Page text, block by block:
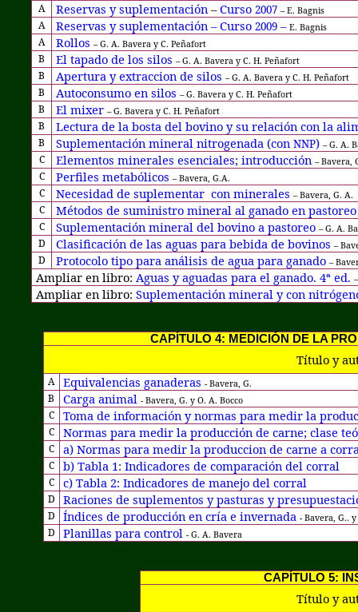
A Reservas y suplementación–Curso 2007 – E. Bagnis
A Reservas y suplementación – Curso 2009– E. Bagnis
A Rollos – G. A. Bavera y C. Peñafort
B El tapado de los silos – G. A. Bavera y C. H. Peñafort
B Apertura y extraccion de silos – G. A. Bavera y C. H. Peñafort
B Autoconsumo en silos – G. Bavera y C. H. Peñafort
B El mixer – G. Bavera y C. H. Peñafort
B Lectura de la bosta del bovino y su relación con la
B Suplementación mineral nitrogenada (con NNP) – G. A.
C Elementos minerales esenciales; introducción –Bavera,
C Perfiles metabólicos –Bavera, G.A.
C Necesidad de suplementar con minerales –Bavera, G. A.
C Métodos de suministro mineral al ganado en
C Suplementación mineral del bovino a pastoreo – G. A.
D Clasificación de las aguas para bebida de bovinos –
D Protocolo tipo para análisis de agua para ganado –
Ampliar en libro: Aguas y aguadas para el ganado. 4ª ed.
Ampliar en libro: Suplementación mineral y con
CAPÍTULO 4: MEDICIÓN DE LA
Título y
A Equivalencias ganaderas- Bavera, G.
B Carga animal- Bavera, G. y O. A. Bocco
C Toma de información y normas para medir la
C Normas para medir la producción de carne; clase
C a) Normas para medir la produccion de carne a
C b) Tabla 1: Indicadores de comparación del corral
C c) Tabla 2: Indicadores de manejo del corral
D Raciones de suplementos y pasturas y
D Índices de producción en cría e invernada - Bavera, G..
D Planillas para control - G. A. Bavera
CAPÍTULO 5:
Título y